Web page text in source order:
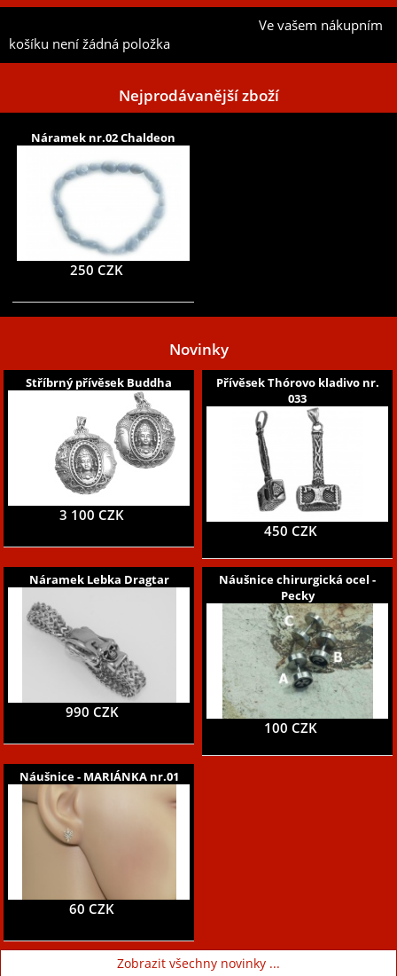
Ve vašem nákupním
košíku není žádná položka
Nejprodávanější zboží
Náramek nr.02 Chaldeon
250 CZK
Novinky
Stříbrný přívěsek Buddha
3 100 CZK
Přívěsek Thórovo kladivo nr.
033
450 CZK
Náramek Lebka Dragtar
990 CZK
Náušnice chirurgická ocel -
Pecky
100 CZK
Náušnice - MARIÁNKA nr.01
60 CZK
Zobrazit všechny novinky ...